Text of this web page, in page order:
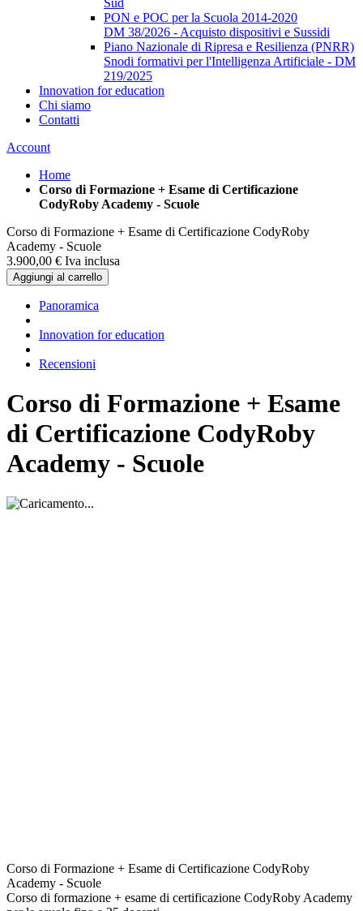
PON e POC per la Scuola 2014-2020
DM 38/2026 - Acquisto dispositivi e Sussidi
Piano Nazionale di Ripresa e Resilienza (PNRR)
Snodi formativi per l'Intelligenza Artificiale - DM
219/2025
Innovation for education
Chi siamo
Contatti
Account
Home
Corso di Formazione + Esame di Certificazione
CodyRoby Academy - Scuole
Corso di Formazione + Esame di Certificazione CodyRoby
Academy - Scuole
3.900,00 € Iva inclusa
Aggiungi al carrello
Panoramica
Innovation for education
Recensioni
Corso di Formazione + Esame
di Certificazione CodyRoby
Academy - Scuole
Corso di Formazione + Esame di Certificazione CodyRoby
Academy - Scuole
Corso di formazione + esame di certificazione CodyRoby Academy